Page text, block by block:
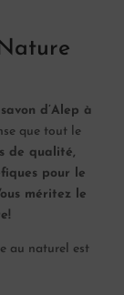
d’Alep à
que tout le
de qualité,
pour le
méritez le
au naturel est